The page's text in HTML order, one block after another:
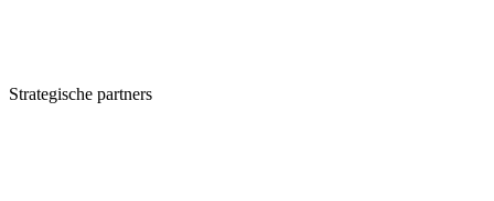
Strategische partners